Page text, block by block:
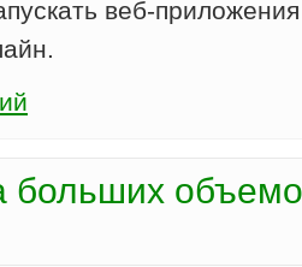
веб-
больших